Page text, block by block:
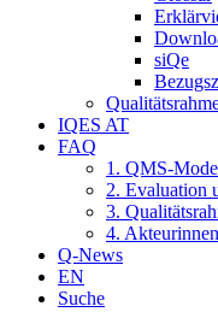
siQe
IQES AT
FAQ
1. QMS-
2. Evaluation
3.
4.
Q-News
EN
Suche